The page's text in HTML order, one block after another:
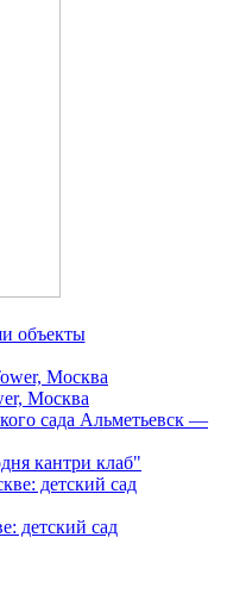
объекты
Москва
Альметьевск —
кантри клаб"
детский сад